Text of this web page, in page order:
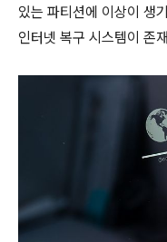
있는 파티션에 이상이 생
인터넷 복구 시스템이 존